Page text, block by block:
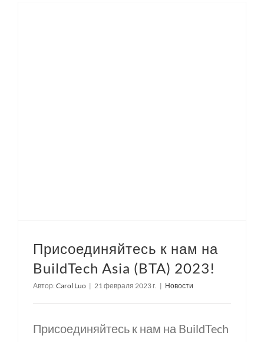
Присоединяйтесь к нам на
BuildTech Asia (BTA) 2023!
Автор: Carol Luo | 21 февраля 2023 г. | Новости
Присоединяйтесь к нам на BuildTech